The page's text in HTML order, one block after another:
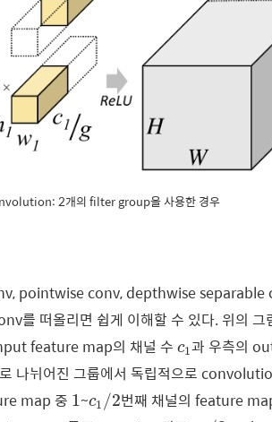
2개의 filter group을 사용한 경우
pointwise conv, depthwise separable
떠올리면 쉽게 이해할 수 있다. 위의 그
feature map의 채널 수 c1
c1과 우측의
나뉘어진 그룹에서 독립적으로
map 중 1
1~c1 /2
c 1/2번째 채널의 feature